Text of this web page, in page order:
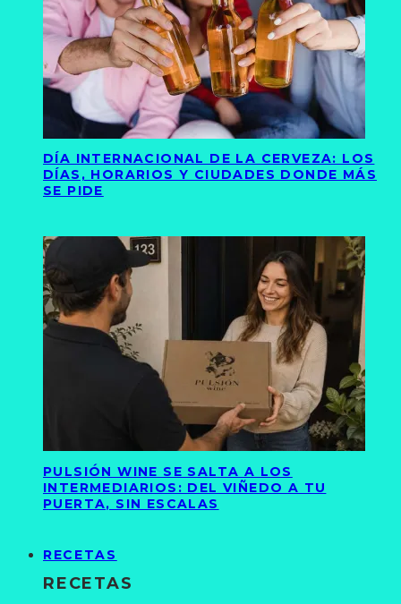
DÍA INTERNACIONAL DE LA CERVEZA: LOS
DÍAS, HORARIOS Y CIUDADES DONDE MÁS
SE PIDE
PULSIÓN WINE SE SALTA A LOS
INTERMEDIARIOS: DEL VIÑEDO A TU
PUERTA, SIN ESCALAS
RECETAS
RECETAS